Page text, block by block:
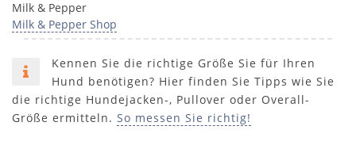
Milk & Pepper
Milk & Pepper Shop
Kennen Sie die richtige Größe Sie für Ihren
Hund benötigen? Hier finden Sie Tipps wie Sie
die richtige Hundejacken-, Pullover oder Overall-
Größe ermitteln. So messen Sie richtig!